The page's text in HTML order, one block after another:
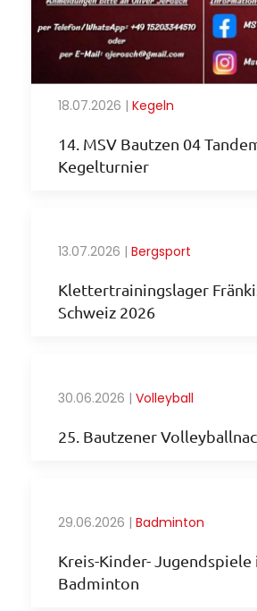
18.07.2026 | Kegeln
14. MSV Bautzen 04
Kegelturnier
13.07.2026 | Bergsport
Klettertrainingslager
Schweiz 2026
30.06.2026 | Volleyball
25. Bautzener
29.06.2026 | Badminton
Kreis-Kinder- Jugendspiele
Badminton